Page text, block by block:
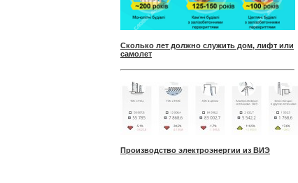
Сколько лет должно служить дом, лифт или
самолет
Производство электроэнергии из ВИЭ